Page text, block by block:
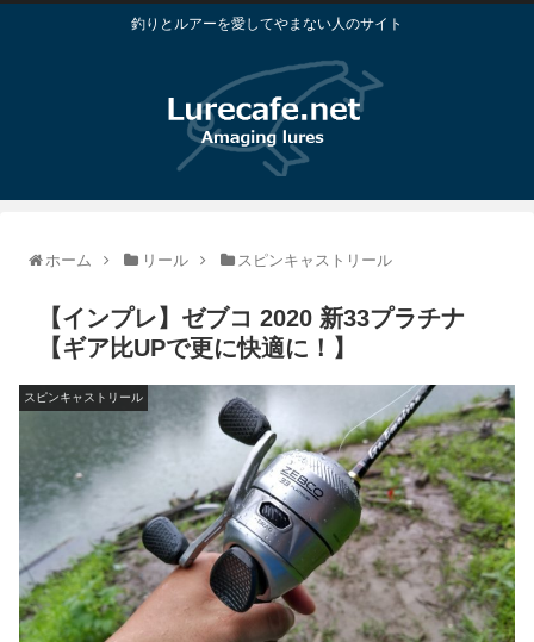
釣りとルアーを愛してやまない人のサイト
ホーム リール スピンキャストリール
【インプレ】ゼブコ 2020 新33プラチナ
【ギア比UPで更に快適に！】
スピンキャストリール